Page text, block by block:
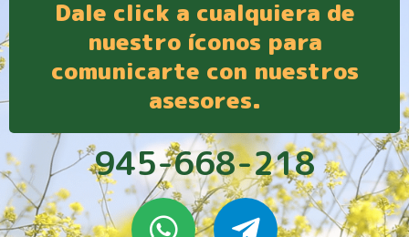
Dale click a cualquiera de
nuestro íconos para
comunicarte con nuestros
asesores.
945-668-218